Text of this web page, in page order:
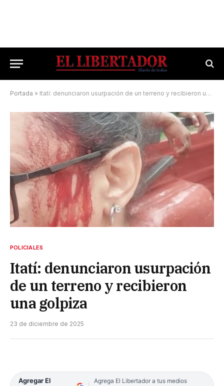
Portada » Itatí: denunciaron usurpación de un terreno y recibieron una golpiza
POLICIALES
Itatí: denunciaron usurpación
de un terreno y recibieron
una golpiza
23 de diciembre de 2025
Agregar El
Agrega El Libertador a tus medios